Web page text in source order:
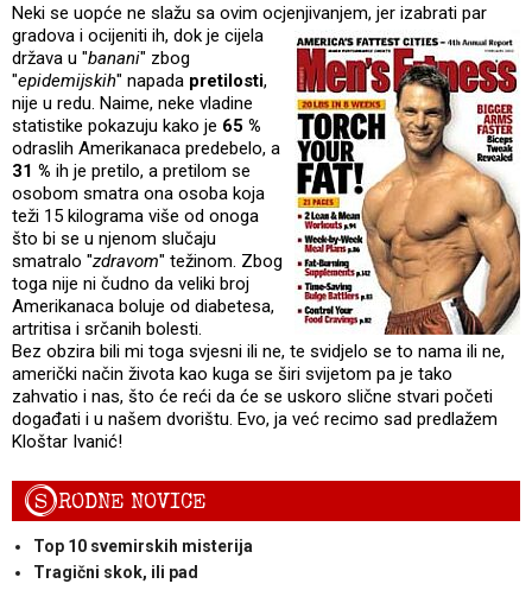
Neki se uopće ne slažu sa ovim ocjenjivanjem, jer izabrati par
gradova i ocijeniti ih, dok je cijela
država u "banani" zbog
"epidemijskih" napada pretilosti,
nije u redu. Naime, neke vladine
statistike pokazuju kako je 65 %
odraslih Amerikanaca predebelo, a
31 % ih je pretilo, a pretilom se
osobom smatra ona osoba koja
teži 15 kilograma više od onoga
što bi se u njenom slučaju
smatralo "zdravom" težinom. Zbog
toga nije ni čudno da veliki broj
Amerikanaca boluje od diabetesa,
artritisa i srčanih bolesti.
Bez obzira bili mi toga svjesni ili ne, te svidjelo se to nama ili ne,
američki način života kao kuga se širi svijetom pa je tako
zahvatio i nas, što će reći da će se uskoro slične stvari početi
događati i u našem dvorištu. Evo, ja već recimo sad predlažem
Kloštar Ivanić!
SRODNE NOVICE
Top 10 svemirskih misterija
Tragični skok, ili pad